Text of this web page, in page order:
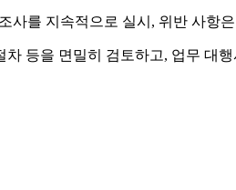
사를 지속적으로 실시, 위반 사항
등을 면밀히 검토하고, 업무 대